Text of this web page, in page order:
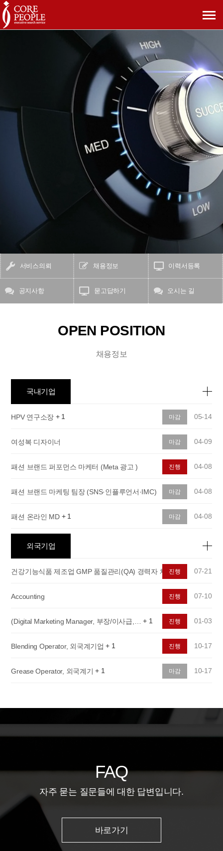
메
서비스의뢰 채용정보 이력서등록
공지사항 묻고답하기 오시는 길
OPEN POSITION
채용정보
국내기업
HPV 연구소장 + 1 마감 05-14
여성복 디자이너 마감 04-09
패션 브랜드 퍼포먼스 마케터 (Meta 광고 ) 진행 04-08
패션 브랜드 마케팅 팀장 (SNS·인플루언서·IMC) 마감 04-08
패션 온라인 MD + 1 마감 04-08
외국기업
건강기능식품 제조업 GMP 품질관리(QA) 경력자 채용 +
진행 07-21
Accounting 진행 07-10
(Digital Marketing Manager, 부장/이사급,… + 1 진행 01-03
Blending Operator, 외국계기업 + 1 진행 10-17
Grease Operator, 외국계기 + 1 마감 10-17
FAQ
자주 묻는 질문들에 대한 답변입니다.
바로가기